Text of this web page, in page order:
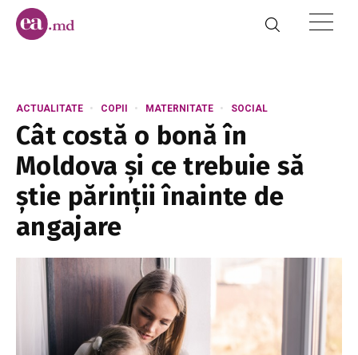
ACTUALITATE COPII MATERNITATE SOCIAL
Cât costă o bonă în
Moldova și ce trebuie să
știe părinții înainte de
angajare